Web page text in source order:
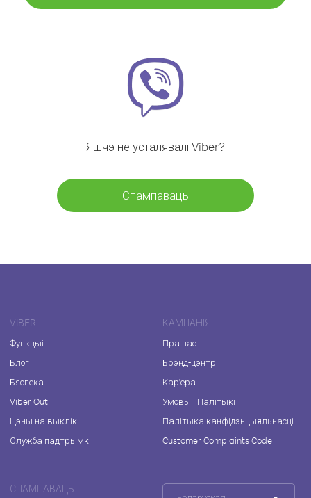
Яшчэ не ўсталявалі Viber?
Спампаваць
VIBER
Функцыі
Блог
Бяспека
Viber Out
Цэны на выклікі
Служба падтрымкі
КАМПАНІЯ
Пра нас
Брэнд-цэнтр
Кар'ера
Умовы і Палітыкі
Палітыка канфідэнцыяльнасці
Customer Complaints Code
СПАМПАВАЦЬ